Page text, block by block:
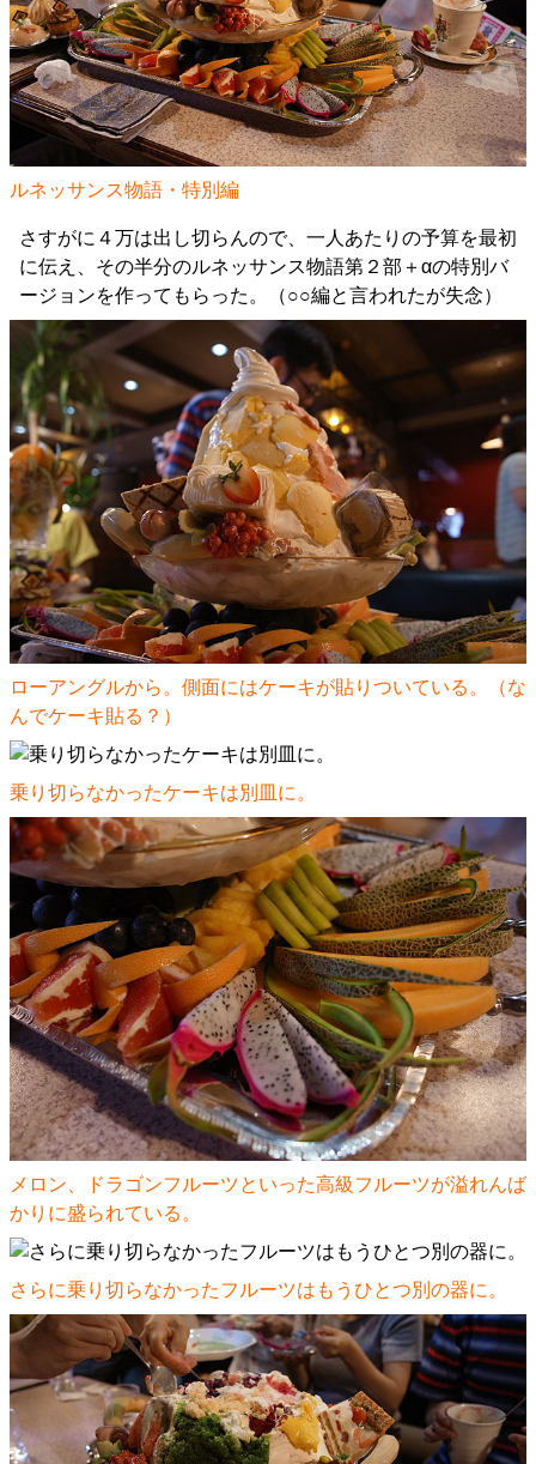
ルネッサンス物語・特別編
さすがに４万は出し切らんので、一人あたりの予算を最初
に伝え、その半分のルネッサンス物語第２部＋αの特別バ
ージョンを作ってもらった。（○○編と言われたが失念）
ローアングルから。側面にはケーキが貼りついている。（な
んでケーキ貼る？）
乗り切らなかったケーキは別皿に。
メロン、ドラゴンフルーツといった高級フルーツが溢れんば
かりに盛られている。
さらに乗り切らなかったフルーツはもうひとつ別の器に。